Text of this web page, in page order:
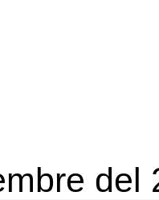
del